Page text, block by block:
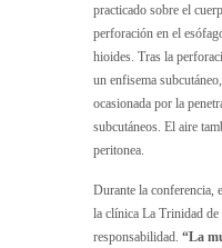
practicado sobre el
perforación en el
hioides. Tras la
un enfisema
ocasionada por la
subcutáneos. El aire
peritonea.
Durante la conferencia,
la clínica La Trinidad
responsabilidad. “La